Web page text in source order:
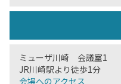
ミューザ川崎 会議室1
JR川崎駅より徒歩1分
会場へのアクセス